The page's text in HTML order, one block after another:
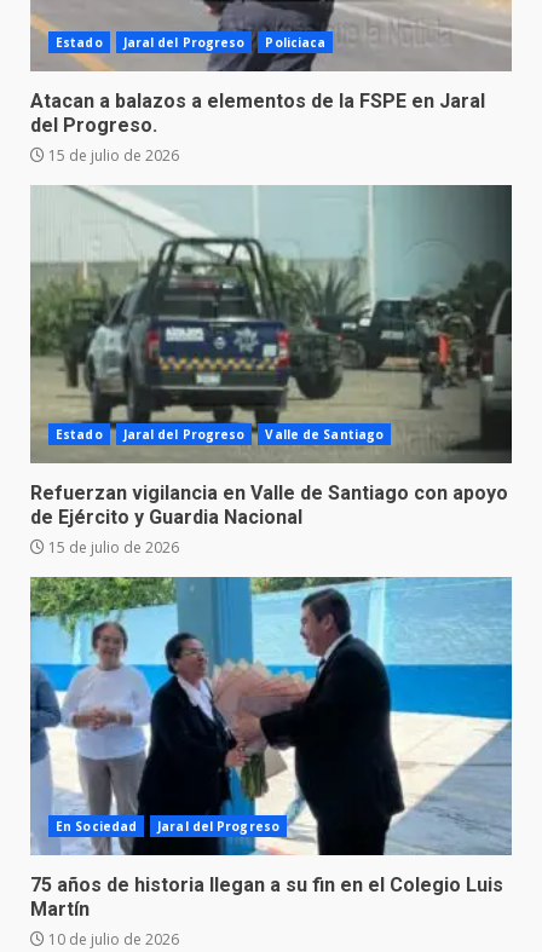
Estado Jaral del Progreso Policiaca
Atacan a balazos a elementos de la FSPE en Jaral
del Progreso.
15 de julio de 2026
Estado Jaral del Progreso Valle de Santiago
Refuerzan vigilancia en Valle de Santiago con apoyo
de Ejército y Guardia Nacional
15 de julio de 2026
En Sociedad Jaral del Progreso
75 años de historia llegan a su fin en el Colegio Luis
Martín
10 de julio de 2026